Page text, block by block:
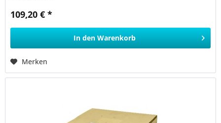
109,20 € *
In den Warenkorb
Merken